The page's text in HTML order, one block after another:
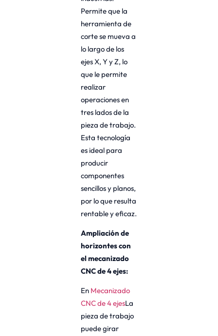
Permite que la
herramienta de
corte se mueva a
lo largo de los
ejes X, Y y Z, lo
que le permite
realizar
operaciones en
tres lados de la
pieza de trabajo.
Esta tecnología
es ideal para
producir
componentes
sencillos y planos,
por lo que resulta
rentable y eficaz.
Ampliación de
horizontes con
el mecanizado
CNC de 4 ejes:
En Mecanizado
CNC de 4 ejesLa
pieza de trabajo
puede girar